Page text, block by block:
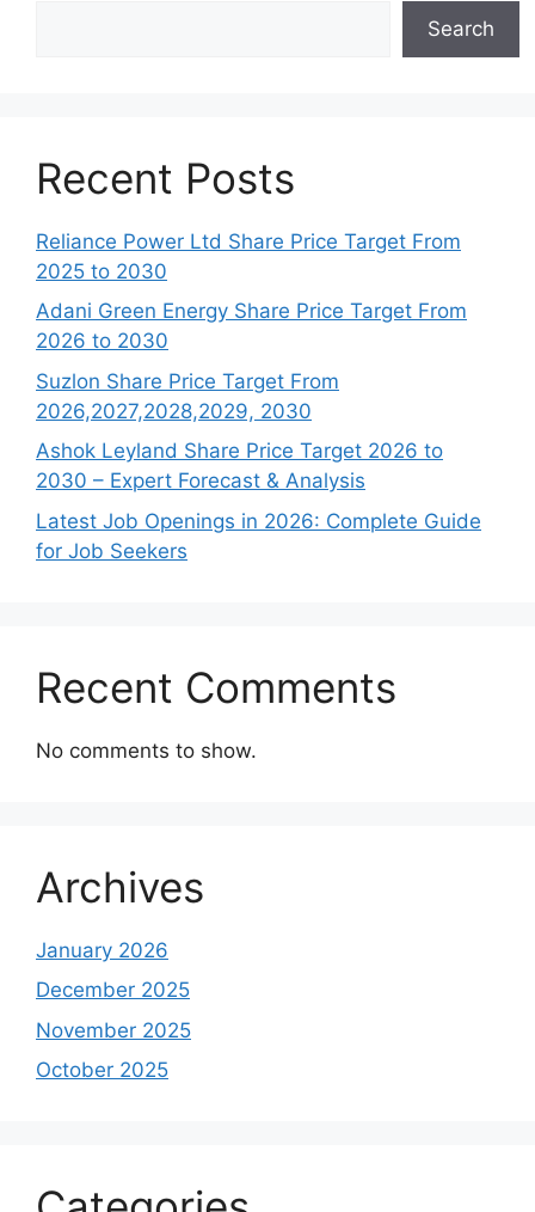
Search
Recent Posts
Reliance Power Ltd Share Price Target From
2025 to 2030
Adani Green Energy Share Price Target From
2026 to 2030
Suzlon Share Price Target From
2026,2027,2028,2029, 2030
Ashok Leyland Share Price Target 2026 to
2030 – Expert Forecast & Analysis
Latest Job Openings in 2026: Complete Guide
for Job Seekers
Recent Comments
No comments to show.
Archives
January 2026
December 2025
November 2025
October 2025